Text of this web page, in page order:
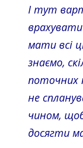
І тут
мати всі
знаємо,
поточних
не
чином,
досягти